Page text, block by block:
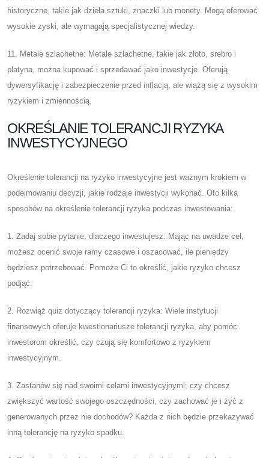
historyczne, takie jak dzieła sztuki, znaczki lub monety. Mogą oferować
wysokie zyski, ale wymagają specjalistycznej wiedzy.
11. Metale szlachetne: Metale szlachetne, takie jak złoto, srebro i
platyna, można kupować i sprzedawać jako inwestycje. Oferują
dywersyfikację i zabezpieczenie przed inflacją, ale wiążą się z wysokim
ryzykiem i zmiennością.
OKREŚLANIE TOLERANCJI RYZYKA
INWESTYCYJNEGO
Określenie tolerancji na ryzyko inwestycyjne jest ważnym krokiem w
podejmowaniu decyzji, jakie rodzaje inwestycji wykonać. Oto kilka
sposobów na określenie tolerancji ryzyka podczas inwestowania:
1. Zadaj sobie pytanie, dlaczego inwestujesz: Mając na uwadze cel,
możesz ocenić swoje ramy czasowe i oszacować, ile pieniędzy
będziesz potrzebować. Pomoże Ci to określić, jakie ryzyko chcesz
podjąć.
2. Rozwiąż quiz dotyczący tolerancji ryzyka: Wiele instytucji
finansowych oferuje kwestionariusze tolerancji ryzyka, aby pomóc
inwestorom określić, czy czują się komfortowo z ryzykiem
inwestycyjnym.
3. Zastanów się nad swoimi celami inwestycyjnymi: czy chcesz
zwiększyć wartość swojego oszczędności, czy zachować je i żyć z
generowanych przez nie dochodów? Każda z nich będzie przekazywać
inną tolerancję na ryzyko spadku.